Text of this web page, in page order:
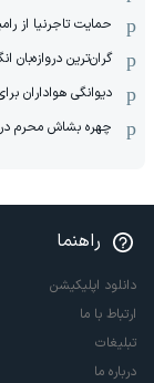
حمایت تاجرنیا از
گران‌ترین دروازه‌بان
دیوانگی هواداران
چهره بشاش محرم در
راهنما
دانلود اپلیکیشن
ارتباط با ما
تبلیغات
درباره ما